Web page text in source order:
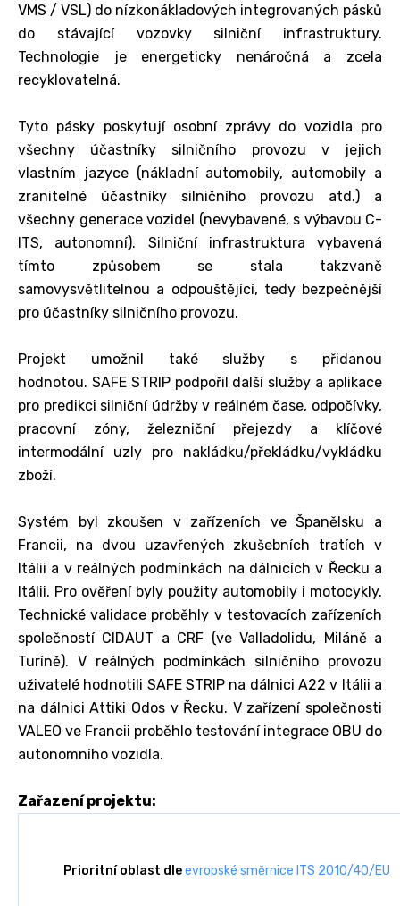
VMS / VSL) do nízkonákladových integrovaných pásků
do stávající vozovky silniční infrastruktury.
Technologie je energeticky nenáročná a zcela
recyklovatelná.
Tyto pásky poskytují osobní zprávy do vozidla pro
všechny účastníky silničního provozu v jejich
vlastním jazyce (nákladní automobily, automobily a
zranitelné účastníky silničního provozu atd.) a
všechny generace vozidel (nevybavené, s výbavou C-
ITS, autonomní). Silniční infrastruktura vybavená
tímto způsobem se stala takzvaně
samovysvětlitelnou a odpouštějící, tedy bezpečnější
pro účastníky silničního provozu.
Projekt umožnil také služby s přidanou
hodnotou. SAFE STRIP podpořil další služby a aplikace
pro predikci silniční údržby v reálném čase, odpočívky,
pracovní zóny, železniční přejezdy a klíčové
intermodální uzly pro nakládku/překládku/vykládku
zboží.
Systém byl zkoušen v zařízeních ve Španělsku a
Francii, na dvou uzavřených zkušebních tratích v
Itálii a v reálných podmínkách na dálnicích v Řecku a
Itálii. Pro ověření byly použity automobily i motocykly.
Technické validace proběhly v testovacích zařízeních
společností CIDAUT a CRF (ve Valladolidu, Miláně a
Turíně). V reálných podmínkách silničního provozu
uživatelé hodnotili SAFE STRIP na dálnici A22 v Itálii a
na dálnici Attiki Odos v Řecku. V zařízení společnosti
VALEO ve Francii proběhlo testování integrace OBU do
autonomního vozidla.
Zařazení projektu:
Prioritní oblast dleevropské směrnice ITS 2010/40/EU